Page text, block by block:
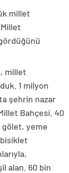
millet
millet
1 milyon
şehrin nazar
Bahçesi. 40
yeme
alan. 60 bin